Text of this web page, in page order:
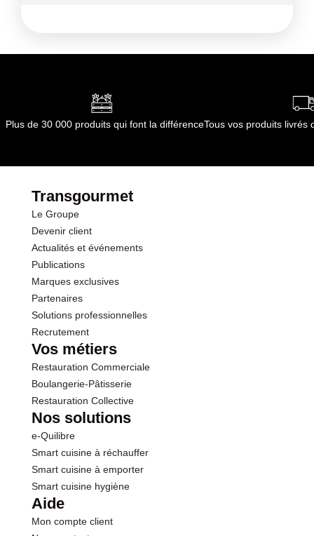
Durée totale du produit :0
Opérations
Plus de 30 000 produits qui font la différenceTous vos produits livrés
Transgourmet
Le Groupe
Devenir client
Actualités et événements
Publications
Marques exclusives
Partenaires
Solutions professionnelles
Recrutement
Vos métiers
Restauration Commerciale
Boulangerie-Pâtisserie
Restauration Collective
Nos solutions
e-Quilibre
Smart cuisine à réchauffer
Smart cuisine à emporter
Smart cuisine hygiène
Aide
Mon compte client